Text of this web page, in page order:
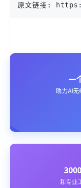
原文链接:
一
助力AI
和专业